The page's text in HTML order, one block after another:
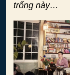
trống này…